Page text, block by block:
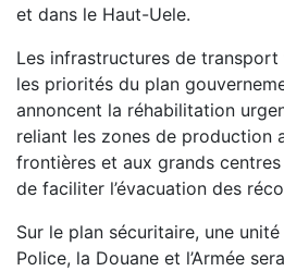
et dans le Haut-Uele.
Les infrastructures de
les priorités du plan
annoncent la réhabilitation
reliant les zones de production
frontières et aux grands
de faciliter l’évacuation des
Sur le plan sécuritaire, une
Police, la Douane et l’Armée